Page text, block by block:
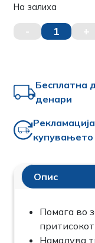
На залиха
- 1 +
Бесплатна
денари
Опис
Помага во
Намалува